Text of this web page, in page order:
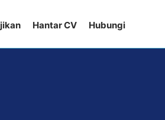
Hantar CV Hubungi